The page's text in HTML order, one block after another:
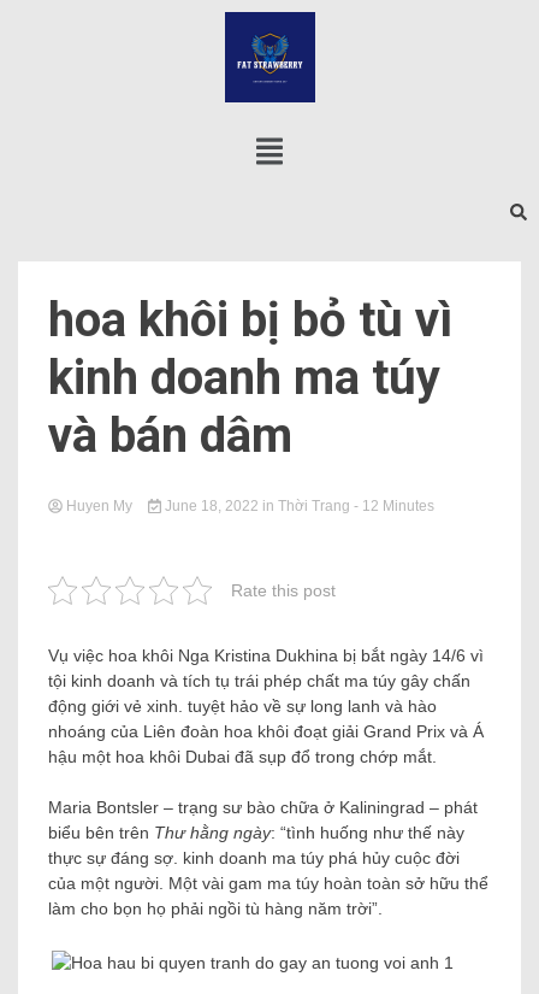
hoa khôi bị bỏ tù vì
kinh doanh ma túy
và bán dâm
Huyen My June 18, 2022 in Thời Trang - 12 Minutes
Rate this post
Vụ việc hoa khôi Nga Kristina Dukhina bị bắt ngày 14/6 vì
tội kinh doanh và tích tụ trái phép chất ma túy gây chấn
động giới vẻ xinh. tuyệt hảo về sự long lanh và hào
nhoáng của Liên đoàn hoa khôi đoạt giải Grand Prix và Á
hậu một hoa khôi Dubai đã sụp đổ trong chớp mắt.
Maria Bontsler – trạng sư bào chữa ở Kaliningrad – phát
biểu bên trên Thư hằng ngày: “tình huống như thế này
thực sự đáng sợ. kinh doanh ma túy phá hủy cuộc đời
của một người. Một vài gam ma túy hoàn toàn sở hữu thể
làm cho bọn họ phải ngồi tù hàng năm trời”.